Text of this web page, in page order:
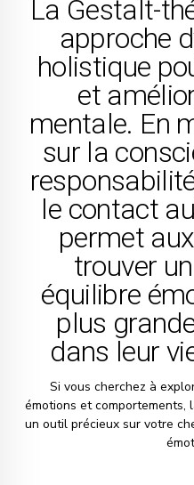
La Gestalt-
approche
holistique
et
mentale. En
sur la
le contact
permet
trouver
équilibre
plus
dans leur
Si vous cherchez à
émotions et
un outil précieux sur votre